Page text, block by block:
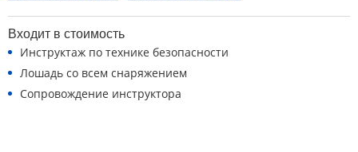
Входит в стоимость
Инструктаж по технике безопасности
Лошадь со всем снаряжением
Сопровождение инструктора